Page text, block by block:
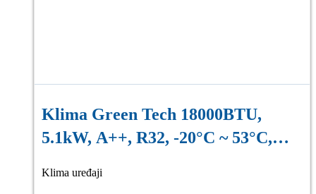
Klima Green Tech 18000BTU,
5.1kW, A++, R32, -20°C ~ 53°C,
Klima uređaji